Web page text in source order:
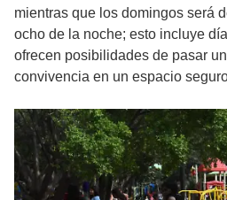
mientras que los domingos será
ocho de la noche; esto incluye
ofrecen posibilidades de pasar
convivencia en un espacio